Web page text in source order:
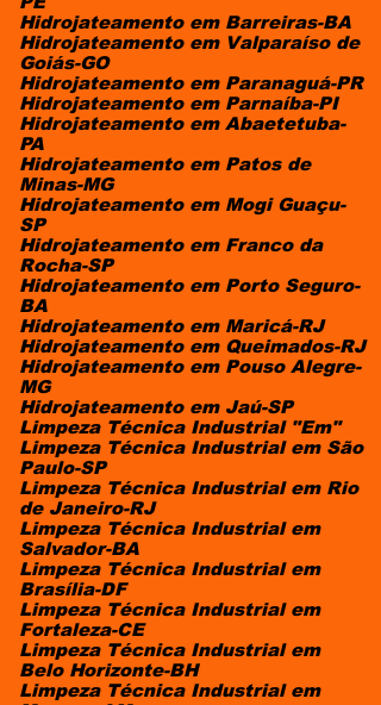
Hidrojateamento em Barreiras-BA
Hidrojateamento em Valparaíso de
Goiás-GO
Hidrojateamento em Paranaguá-PR
Hidrojateamento em Parnaíba-PI
Hidrojateamento em Abaetetuba-
PA
Hidrojateamento em Patos de
Minas-MG
Hidrojateamento em Mogi Guaçu-
SP
Hidrojateamento em Franco da
Rocha-SP
Hidrojateamento em Porto Seguro-
BA
Hidrojateamento em Maricá-RJ
Hidrojateamento em Queimados-RJ
Hidrojateamento em Pouso Alegre-
MG
Hidrojateamento em Jaú-SP
Limpeza Técnica Industrial "Em"
Limpeza Técnica Industrial em São
Paulo-SP
Limpeza Técnica Industrial em Rio
de Janeiro-RJ
Limpeza Técnica Industrial em
Salvador-BA
Limpeza Técnica Industrial em
Brasília-DF
Limpeza Técnica Industrial em
Fortaleza-CE
Limpeza Técnica Industrial em
Belo Horizonte-BH
Limpeza Técnica Industrial em